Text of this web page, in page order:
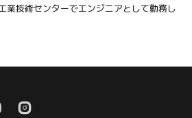
業技術センターでエンジニアとして勤務し